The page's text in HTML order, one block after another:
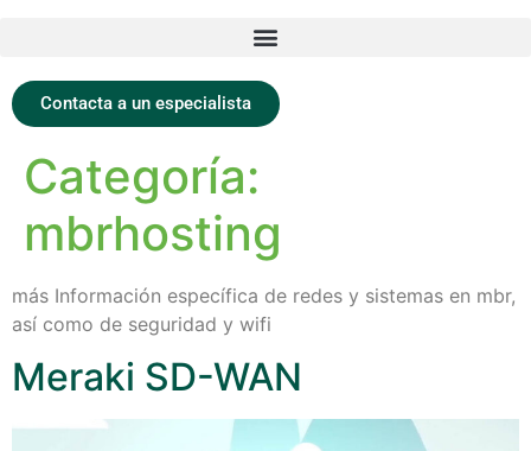
Contacta a un especialista
Categoría:
mbrhosting
más Información específica de redes y sistemas en mbr,
así como de seguridad y wifi
Meraki SD-WAN